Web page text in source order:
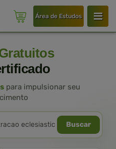
Área de Estudos
para impulsionar seu
Buscar